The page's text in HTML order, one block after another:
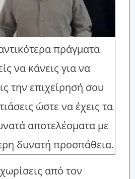
πράγματα
να κάνεις για να
την επιχείρησή σου
ώστε να έχεις τα
αποτελέσματα με
δυνατή προσπάθεια.
από τον